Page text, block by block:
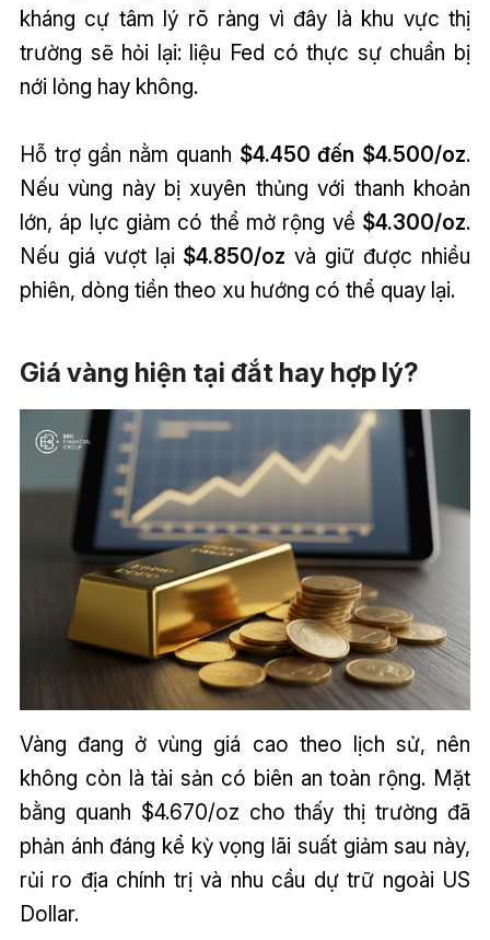
kháng cự tâm lý rõ ràng vì đây là khu vực thị
trường sẽ hỏi lại: liệu Fed có thực sự chuẩn bị
nới lỏng hay không.
Hỗ trợ gần nằm quanh $4.450 đến $4.500/oz.
Nếu vùng này bị xuyên thủng với thanh khoản
lớn, áp lực giảm có thể mở rộng về $4.300/oz.
Nếu giá vượt lại $4.850/oz và giữ được nhiều
phiên, dòng tiền theo xu hướng có thể quay lại.
Giá vàng hiện tại đắt hay hợp lý?
Vàng đang ở vùng giá cao theo lịch sử, nên
không còn là tài sản có biên an toàn rộng. Mặt
bằng quanh $4.670/oz cho thấy thị trường đã
phản ánh đáng kể kỳ vọng lãi suất giảm sau này,
rủi ro địa chính trị và nhu cầu dự trữ ngoài US
Dollar.